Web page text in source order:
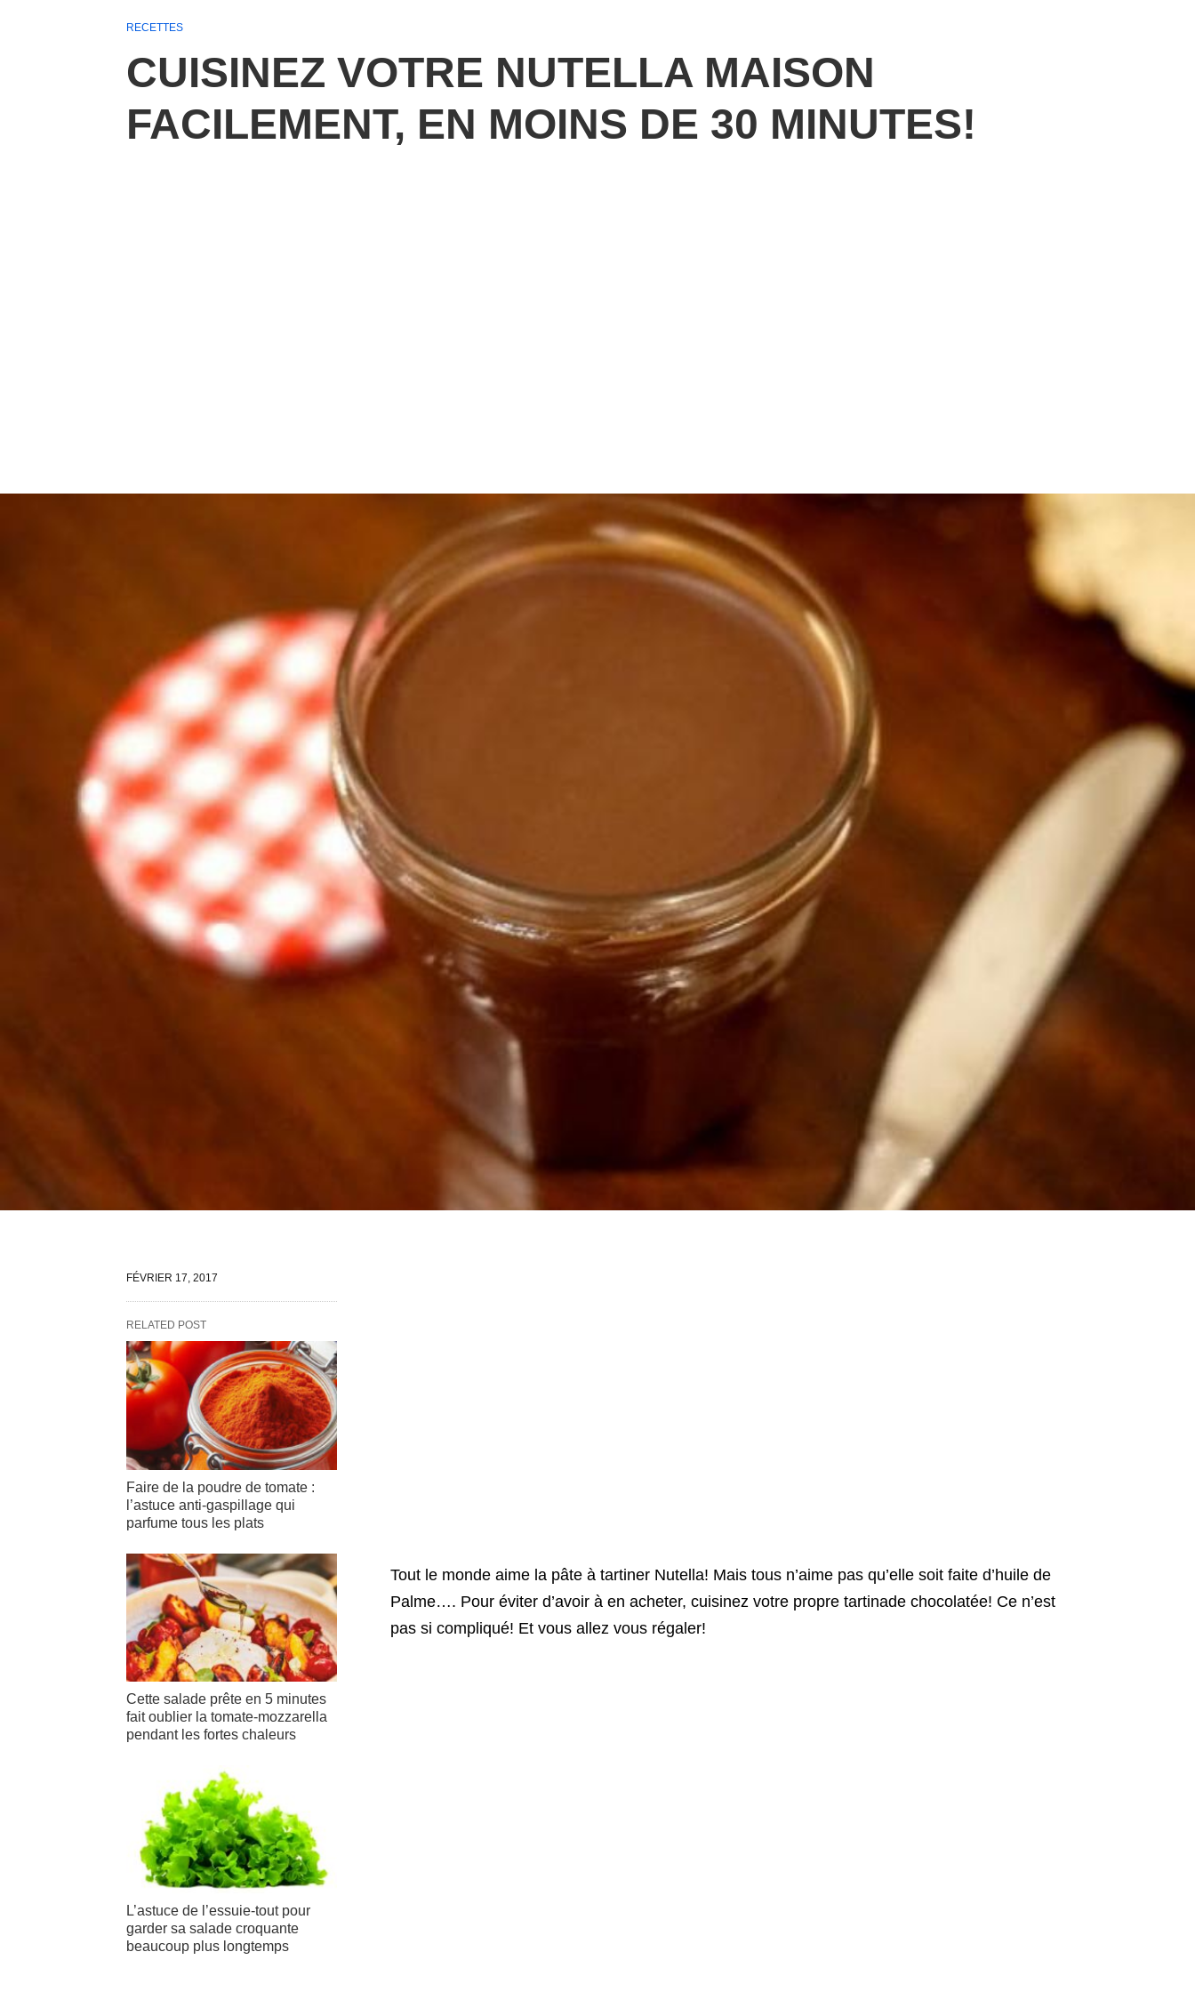
RECETTES
CUISINEZ VOTRE NUTELLA MAISON
FACILEMENT, EN MOINS DE 30 MINUTES!
Tout le monde aime la pâte à tartiner Nutella! Mais tous n’aime pas qu’elle soit faite d’huile de
Palme…. Pour éviter d’avoir à en acheter, cuisinez votre propre tartinade chocolatée! Ce n’est
pas si compliqué! Et vous allez vous régaler!
FÉVRIER 17, 2017
RELATED POST
Faire de la poudre de tomate :
l’astuce anti-gaspillage qui
parfume tous les plats
Cette salade prête en 5 minutes
fait oublier la tomate-mozzarella
pendant les fortes chaleurs
L’astuce de l’essuie-tout pour
garder sa salade croquante
beaucoup plus longtemps